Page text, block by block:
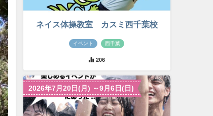
ネイス体操教室 カスミ西千葉校
イベント 西千葉
206
2026年7月20日(月) ～9月6日(日)